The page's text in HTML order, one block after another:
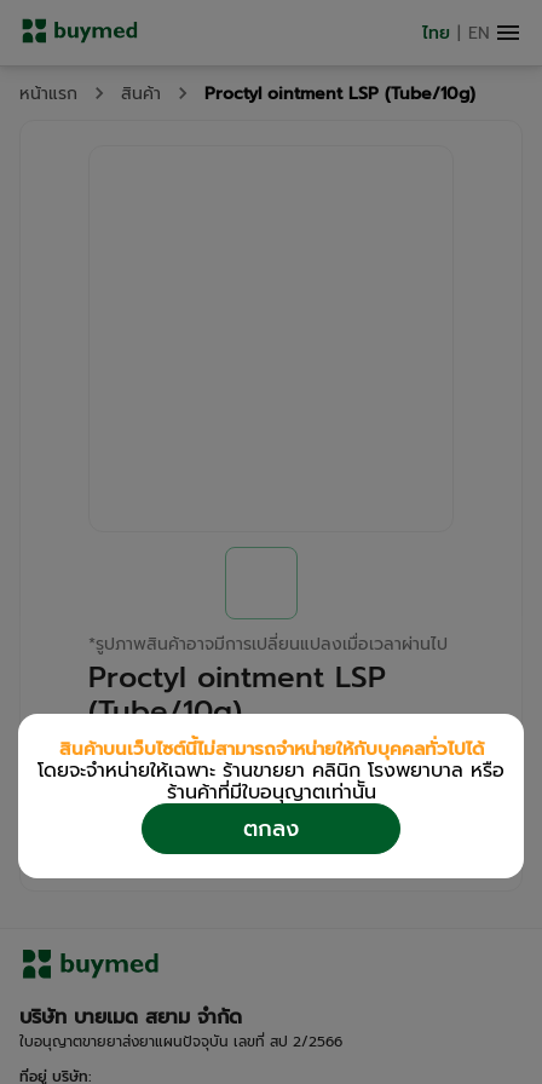
ไทย | EN
หน้าแรก สินค้า Proctyl ointment LSP (Tube/10g)
*รูปภาพสินค้าอาจมีการเปลี่ยนแปลงเมื่อเวลาผ่านไป
Proctyl ointment LSP
(Tube/10g)
สำหรับลูกค้าเฉพาะร้านขายยา คลินิก และโรง
พยาบาล
เข้าสู่ระบบ
เพื่อดูรายละเอียดเพิ่มเติม
บริษัท บายเมด สยาม จำกัด
ใบอนุญาตขายยาส่งยาแผนปัจจุบัน เลขที่ สป 2/2566
ที่อยู่ บริษัท:
สินค้าบนเว็บไซต์นี้ไม่สามารถจำหน่ายให้กับบุคคลทั่วไปได้
โดยจะจำหน่ายให้เฉพาะ ร้านขายยา คลินิก โรงพยาบาล หรือ
ร้านค้าที่มีใบอนุญาตเท่านััน
ตกลง